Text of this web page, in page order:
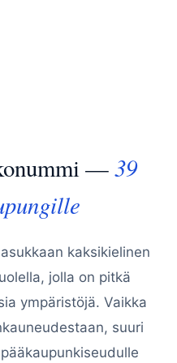
—39
kaksikielinen
jolla on pitkä
ympäristöjä. Vaikka
suuri